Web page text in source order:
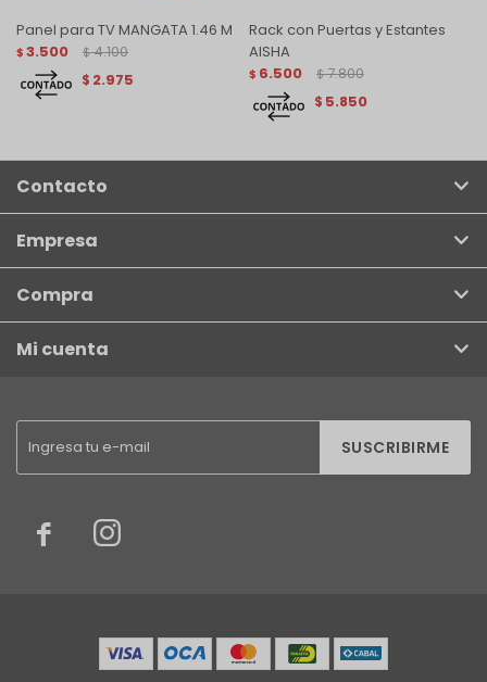
Panel para TV MANGATA 1.46 M
$ 3.500 $ 4.100
$ 2.975
Rack con Puertas y Estantes
AISHA
$ 6.500 $ 7.800
$ 5.850
SUSCRIBIRME
 
Contacto
Empresa
Compra
Mi cuenta